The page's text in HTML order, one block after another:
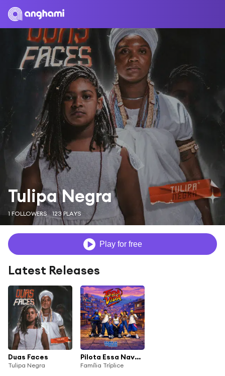
Tulipa Negra
1 FOLLOWERS 123 PLAYS
Play for free
Latest Releases
Duas Faces
Tulipa Negra
Pilota Essa Nave (feat. Tulipa Negra)
Família Tríplice